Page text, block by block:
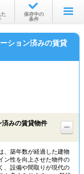
ら
から
保存中の
条件
ション済みの賃貸
みの賃貸物件
、築年数が経過した建物
ン性を向上させた物件の
、設備や間取りが現代の